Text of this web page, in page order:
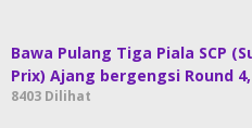
Bawa Pulang Tiga Piala SCP
Prix) Ajang bergengsi Round 4,
8403 Dilihat